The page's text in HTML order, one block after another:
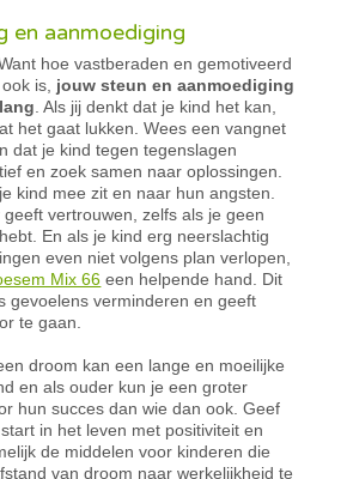
en aanmoediging
hoe vastberaden en gemotiveerd
is, jouw steun en aanmoediging
. Als jij denkt dat je kind het kan,
het gaat lukken. Wees een vangnet
dat je kind tegen tegenslagen
en zoek samen naar oplossingen.
kind mee zit en naar hun angsten.
vertrouwen, zelfs als je geen
En als je kind erg neerslachtig
even niet volgens plan verlopen,
Mix 66 een helpende hand. Dit
gevoelens verminderen en geeft
te gaan.
droom kan een lange en moeilijke
en als ouder kun je een groter
hun succes dan wie dan ook. Geef
in het leven met positiviteit en
de middelen voor kinderen die
van droom naar werkelijkheid te